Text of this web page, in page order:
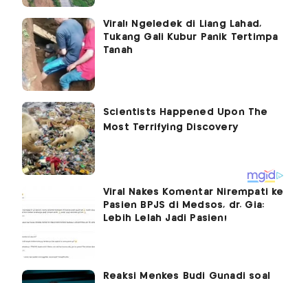
Viral! Ngeledek di Liang Lahad,
Tukang Gali Kubur Panik Tertimpa
Tanah
Viral Nakes Komentar Nirempati ke
Pasien BPJS di Medsos, dr. Gia:
Lebih Lelah Jadi Pasien!
Reaksi Menkes Budi Gunadi soal